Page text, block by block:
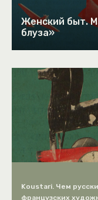
Женский быт.
блуза»
Koustari. Чем
французских